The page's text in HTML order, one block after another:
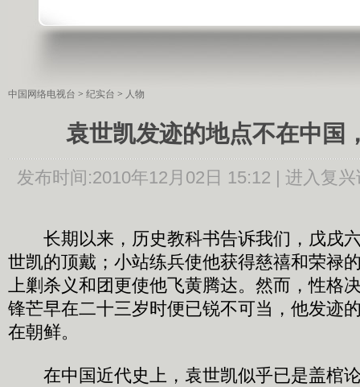
中国网络电视台 > 纪实台 > 人物
袁世凯发迹的地点不在中国
发布时间:2010年12月02日 15:12 | 进入复兴
长期以来，历史教科书告诉我们，戊戌
世凯的顶戴；小站练兵使他获得慈禧和荣禄
上剿杀义和团更使他飞黄腾达。然而，性格
锋芒早在二十三岁时便已锐不可当，他发迹
在朝鲜。
在中国近代史上，袁世凯似乎已是盖棺